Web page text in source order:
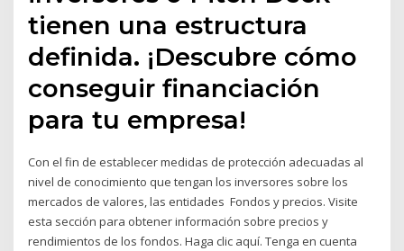
tienen una estructura
definida. ¡Descubre cómo
conseguir financiación
para tu empresa!
Con el fin de establecer medidas de protección adecuadas al
nivel de conocimiento que tengan los inversores sobre los
mercados de valores, las entidades Fondos y precios. Visite
esta sección para obtener información sobre precios y
rendimientos de los fondos. Haga clic aquí. Tenga en cuenta